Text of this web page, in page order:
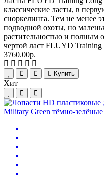
классические ласты, в
сноркелинга. Тем не менее
подводной охоты, но
растительностью и полным
чертой ласт FLUYD Training
3760.00р.
Купить
Хит